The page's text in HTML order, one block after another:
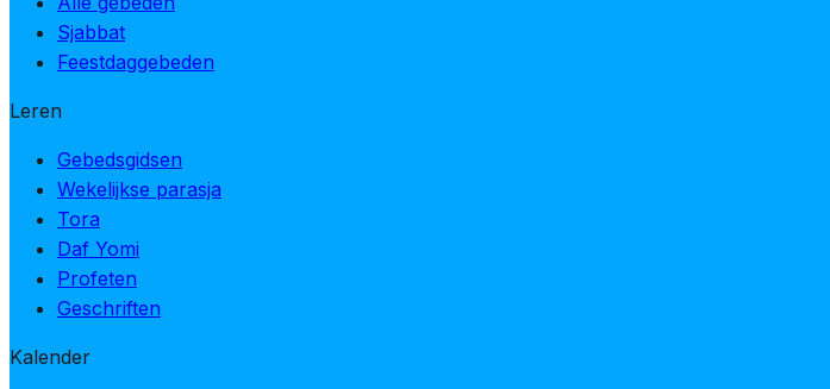
Sjabbat
Feestdaggebeden
Leren
Gebedsgidsen
Wekelijkse parasja
Tora
Daf Yomi
Profeten
Geschriften
Kalender